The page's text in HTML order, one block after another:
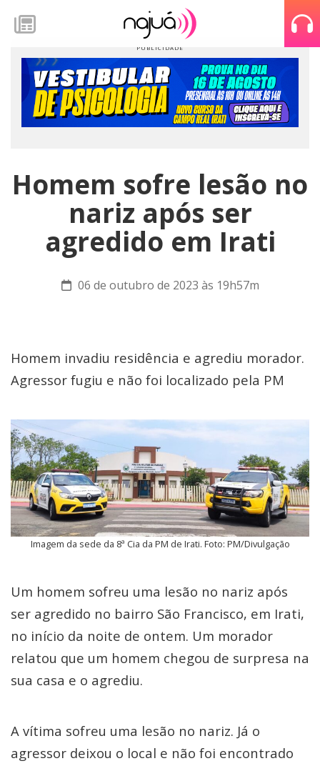
Homem sofre lesão no
nariz após ser
agredido em Irati
06 de outubro de 2023 às 19h57m
Homem invadiu residência e agrediu morador.
Agressor fugiu e não foi localizado pela PM
Imagem da sede da 8ª Cia da PM de Irati. Foto: PM/Divulgação
Um homem sofreu uma lesão no nariz após
ser agredido no bairro São Francisco, em Irati,
no início da noite de ontem. Um morador
relatou que um homem chegou de surpresa na
sua casa e o agrediu.
A vítima sofreu uma lesão no nariz. Já o
agressor deixou o local e não foi encontrado